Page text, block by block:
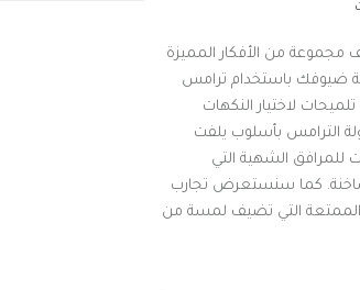
من الأفكار المميزة
ضيوفك باستخدام ترامس
لاختيار النكهات
الترامس بأسلوب يلفت
للمرافق الشهية التي
كما سنستعرض تجارب
الممتعة التي تضيف لمسة من